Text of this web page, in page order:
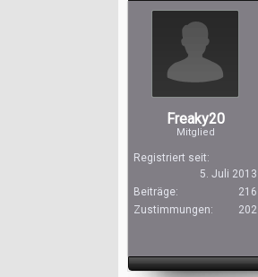
Freaky20
Mitglied
Registriert seit:
5. Juli 2013
Beiträge:
216
Zustimmungen:
202